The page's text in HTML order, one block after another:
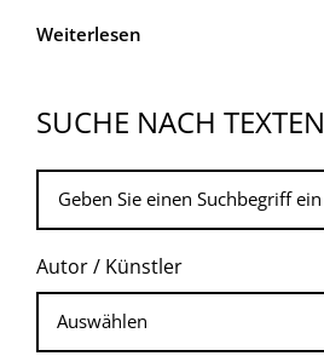
Weiterlesen
SUCHE NACH TEXTEN
Autor / Künstler